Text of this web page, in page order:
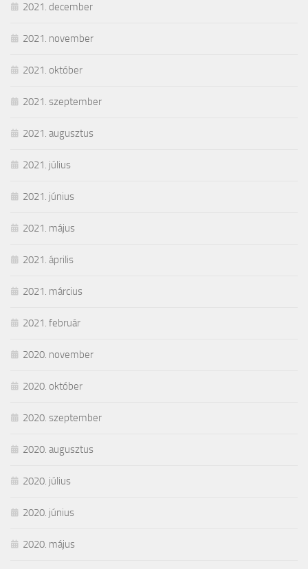
2021. december
2021. november
2021. október
2021. szeptember
2021. augusztus
2021. július
2021. június
2021. május
2021. április
2021. március
2021. február
2020. november
2020. október
2020. szeptember
2020. augusztus
2020. július
2020. június
2020. május